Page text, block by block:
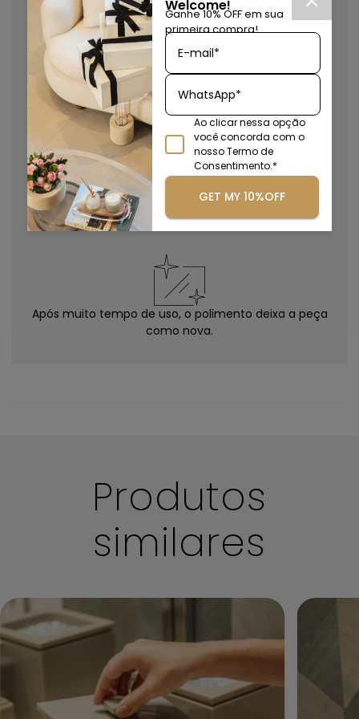
Excelente resistência à radiação ultra-violeta e
intempéries.
10x mais resistente que o vidro e maior flexibilidade de
produção.
Após muito tempo de uso, o polimento deixa a peça
como nova.
Mantenha suas peças sempre limpas e conservadas!
Antes de iniciar a limpeza certifique-se de que não há
Evite riscar o acrílico durante esse processo. Antes de
iniciar a limpeza remova qualquer sujeira
cuidadosamente com ajuda de um pano limpo e
macio.
Produtos
similares
Welcome!
Ganhe 10% OFF em sua
primeira compra!
E-mail*
WhatsApp*
Ao clicar nessa opção
você concorda com o
nosso Termo de
Consentimento.*
GET MY 10%OFF